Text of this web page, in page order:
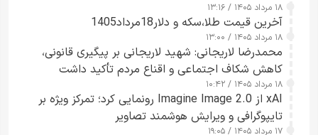
۱۸ مرداد ۱۴۰۵ / ۱۳:۱۶
آخرین قیمت طلا،سکه و دلار18مرداد1405
۱۸ مرداد ۱۴۰۵ / ۱۳:۰۰
محمدرضا لاریجانی: شهید لاریجانی بر پیگیری قانونی،
کاهش شکاف اجتماعی و اقناع مردم تأکید داشت
۱۸ مرداد ۱۴۰۵ / ۱۰:۴۲
xAI از Imagine Image 2.0 رونمایی کرد؛ تمرکز ویژه بر
تایپوگرافی و ویرایش هوشمند تصاویر
۱۷ مرداد ۱۴۰۵ / ۱۹:۰۵